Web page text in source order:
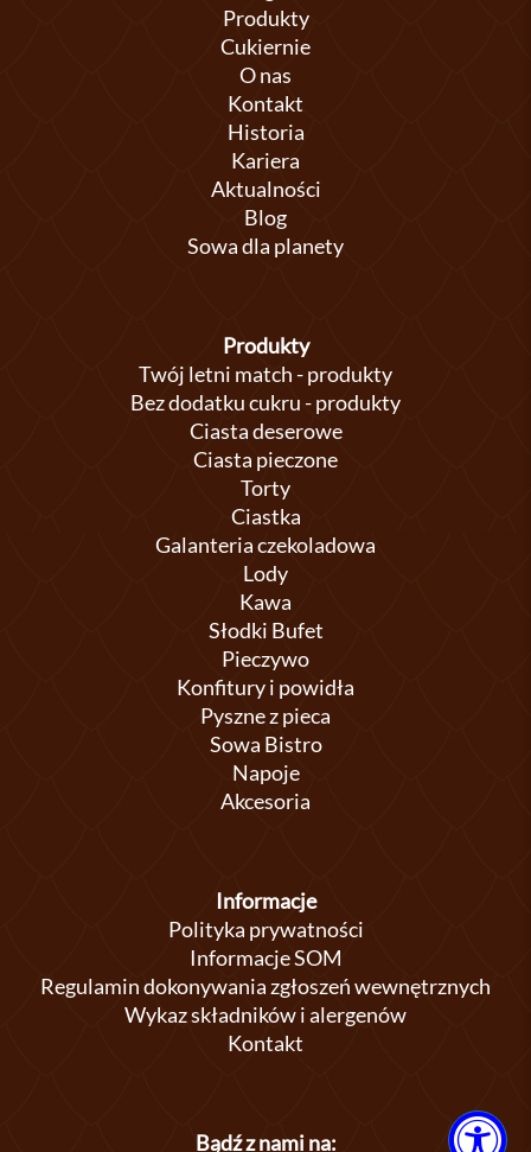
Produkty
Cukiernie
O nas
Kontakt
Historia
Kariera
Aktualności
Blog
Sowa dla planety
Produkty
Twój letni match - produkty
Bez dodatku cukru - produkty
Ciasta deserowe
Ciasta pieczone
Torty
Ciastka
Galanteria czekoladowa
Lody
Kawa
Słodki Bufet
Pieczywo
Konfitury i powidła
Pyszne z pieca
Sowa Bistro
Napoje
Akcesoria
Informacje
Polityka prywatności
Informacje SOM
Regulamin dokonywania zgłoszeń wewnętrznych
Wykaz składników i alergenów
Kontakt
Bądź z nami na: